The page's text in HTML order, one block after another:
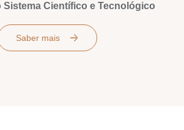
Sistema Científico e Tecnológico
Saber mais